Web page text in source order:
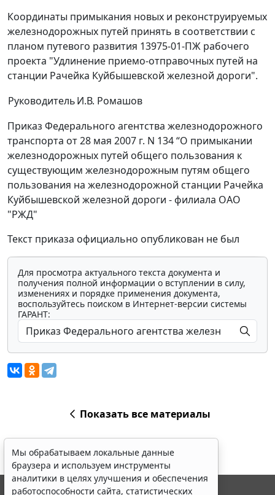
Координаты примыкания новых и реконструируемых
железнодорожных путей принять в соответствии с
планом путевого развития 13975-01-ПЖ рабочего
проекта "Удлинение приемо-отправочных путей на
станции Рачейка Куйбышевской железной дороги".
РуководительИ.В. Ромашов
Приказ Федерального агентства железнодорожного
транспорта от 28 мая 2007 г. N 134 “О примыкании
железнодорожных путей общего пользования к
существующим железнодорожным путям общего
пользования на железнодорожной станции Рачейка
Куйбышевской железной дороги - филиала ОАО
"РЖД"
Текст приказа официально опубликован не был
Для просмотра актуального текста документа и
получения полной информации о вступлении в силу,
изменениях и порядке применения документа,
воспользуйтесь поиском в Интернет-версии системы
ГАРАНТ:
Показать все материалы
Мы обрабатываем локальные данные
браузера и используем инструменты
аналитики в целях улучшения и обеспечения
работоспособности сайта, статистических